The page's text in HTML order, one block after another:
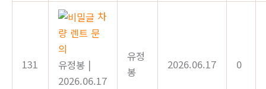
131
차
량 렌트 문
의
유정봉 |
2026.06.17
유정
봉
2026.06.17 0